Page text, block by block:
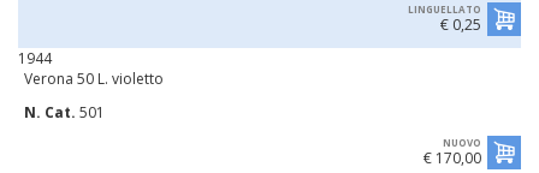
LINGUELLATO
€ 0,25
1944
Verona 50 L. violetto
N. Cat. 501
NUOVO
€ 170,00